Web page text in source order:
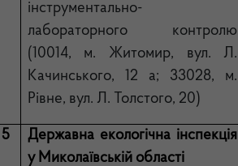
інструментально-
лабораторного контролю
(10014, м. Житомир, вул. Л.
Качинського, 12 а; 33028, м.
Рівне, вул. Л. Толстого, 20)
5
Державна екологічна інспекція
у Миколаївській області